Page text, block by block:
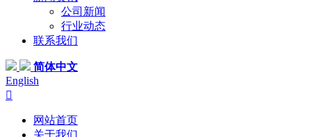
公司新闻
行业动态
联系我们
简体中文
English

网站首页
关于我们